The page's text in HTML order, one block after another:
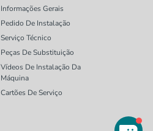
Informações Gerais
Pedido De Instalação
Serviço Técnico
Peças De Substituição
Vídeos De Instalação Da
Máquina
Cartões De Serviço